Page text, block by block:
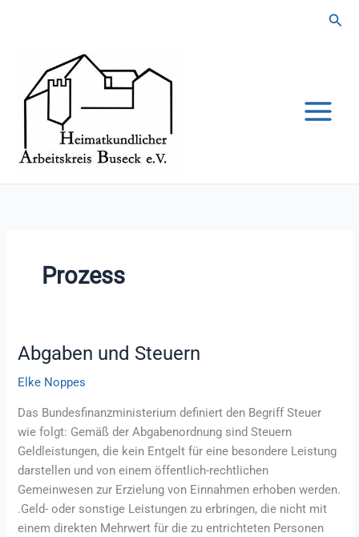
Prozess
Abgaben und Steuern
Elke Noppes
Das Bundesfinanzministerium definiert den Begriff Steuer
wie folgt: Gemäß der Abgabenordnung sind Steuern
Geldleistungen, die kein Entgelt für eine besondere Leistung
darstellen und von einem öffentlich-rechtlichen
Gemeinwesen zur Erzielung von Einnahmen erhoben werden.
.Geld- oder sonstige Leistungen zu erbringen, die nicht mit
einem direkten Mehrwert für die zu entrichteten Personen